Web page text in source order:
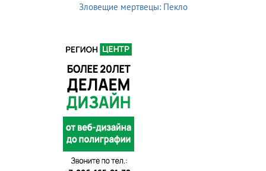
Зловещие мертвецы: Пекло